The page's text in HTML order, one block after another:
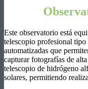
Este observatorio está
telescopio profesional
automatizadas que
capturar fotografías de
telescopio de hidrógeno
solares, permitiendo